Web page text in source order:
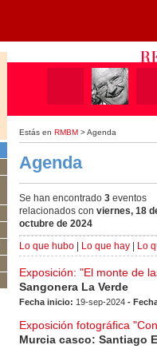
Estás en RMBM > Agenda
Agenda
Se han encontrado 3 eventos
relacionados con viernes, 18
octubre de 2024
Lo que hubo
Lo que hay Lo
Exposición: "El monte de
Sangonera La Verde
Fecha inicio: 19-sep-2024 -
Exposición fotográfica
Murcia casco: Santiago